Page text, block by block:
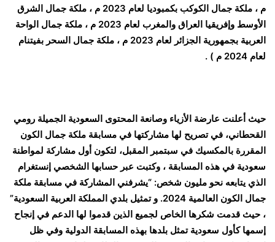
م ، ملكة جمال الكوكب بكمبوديا لعام 2023 م ، ملكة جمال الشرق
الأوسط وإفريقيا العراق والمغرب لعام 2023 م ، ملكة جمال الواحة
العربية بجمهورية الجزائر لعام 2023 م ، ملكة جمال السحر بفيتنام
لعام 2024 م ) .
حيث أعلنت عارضة الأزياء وصانعة المحتوى السعودية الجميلة رومي
القحطاني، في تصريح لها مشاركتها في مسابقة ملكة جمال الكون
المقررة بالمكسيك في سبتمبر المقبل، لتكون أول مشاركة لمواطنة
سعودية في هذه المسابقة ، وكتبت عبر حسابها الشخصي إنستغرام
الذي يتابعه نحو مليون شخص: “‏يشرفني المشاركة في مسابقة ملكة
جمال الكون العالمية 2024. و تمثيل بلدي المملكة العربية السعودية”
، حيث قدمت شكرها الخاص لجميع الذين قدموا لها الدعم في إنجاح
إسمها كأول سعودية تمثل بلدها بهذه المسابقة الدولية وفي ظل